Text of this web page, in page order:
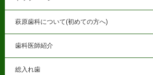
萩原歯科について(初めての方へ)
歯科医師紹介
総入れ歯